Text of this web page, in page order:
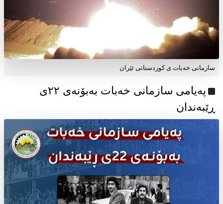
سازمانی خەبات ی کوردستانی ئێران
پەیامی سازمانی خەبات بەبۆنەی ۲۲ی
ڕێبەندان